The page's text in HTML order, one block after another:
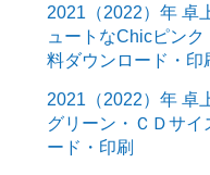
2021（2022）年 卓
ュートなChicピン
料ダウンロード・印
2021（2022）年 卓
グリーン・ＣＤサイ
ード・印刷